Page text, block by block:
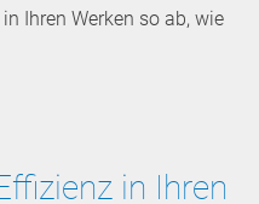
Ihren Werken so ab, wie
in Ihren